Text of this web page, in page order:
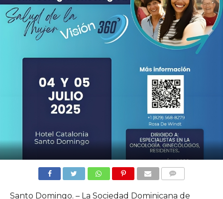
Santo Domingo. – La Sociedad Dominicana de